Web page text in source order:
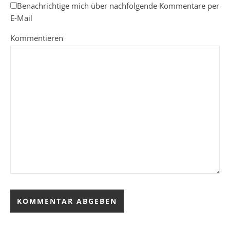
Benachrichtige mich über nachfolgende Kommentare per
E-Mail
Kommentieren